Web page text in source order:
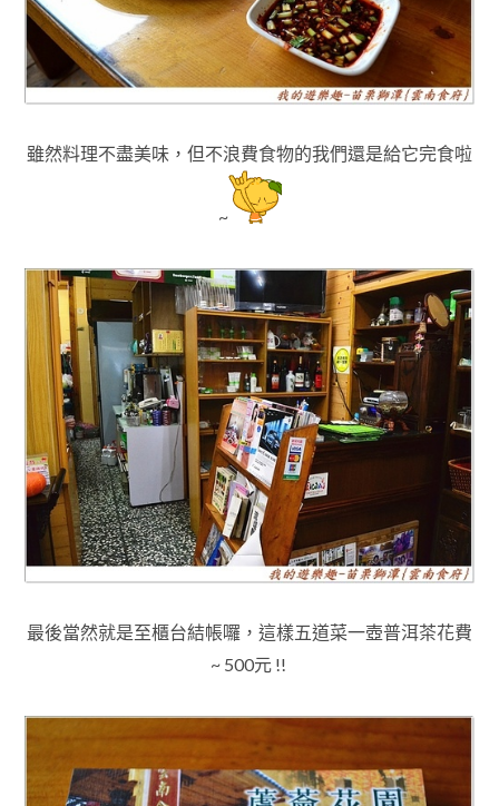
雖然料理不盡美味，但不浪費食物的我們還是給它完食啦
~
最後當然就是至櫃台結帳囉 ，這樣五道菜一壺普洱茶花費
~ 500元 !!